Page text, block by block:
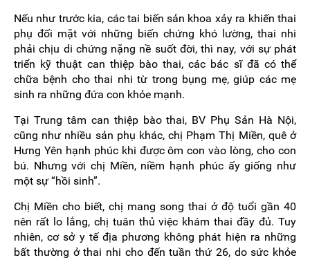
Nếu như trước kia, các tai biến sản khoa xảy ra khiến thai
phụ đối mặt với những biến chứng khó lường, thai nhi
phải chịu di chứng nặng nề suốt đời, thì nay, với sự phát
triển kỹ thuật can thiệp bào thai, các bác sĩ đã có thể
chữa bệnh cho thai nhi từ trong bụng mẹ, giúp các mẹ
sinh ra những đứa con khỏe mạnh.
Tại Trung tâm can thiệp bào thai, BV Phụ Sản Hà Nội,
cũng như nhiều sản phụ khác, chị Phạm Thị Miền, quê ở
Hưng Yên hạnh phúc khi được ôm con vào lòng, cho con
bú. Nhưng với chị Miền, niềm hạnh phúc ấy giống như
một sự “hồi sinh”.
Chị Miền cho biết, chị mang song thai ở độ tuổi gần 40
nên rất lo lắng, chị tuân thủ việc khám thai đầy đủ. Tuy
nhiên, cơ sở y tế địa phương không phát hiện ra những
bất thường ở thai nhi cho đến tuần thứ 26, do sức khỏe